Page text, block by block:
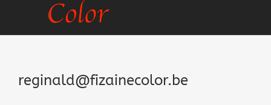
reginald@fizainecolor.be